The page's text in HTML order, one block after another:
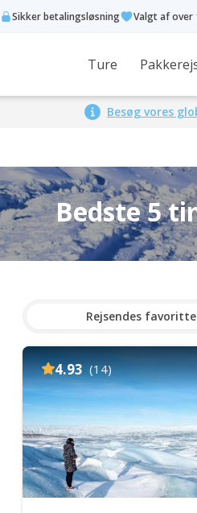
Sikker betalingsløsning Valgt af
Ture
Besøg vores
Bedste 5
Rejsendes
4.93 (14)